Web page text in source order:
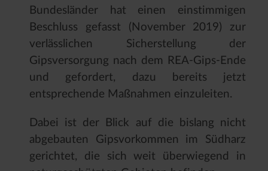
Bundesländer hat einen einstimmigen
Beschluss gefasst (November 2019) zur
verlässlichen Sicherstellung der
Gipsversorgung nach dem REA-Gips-Ende
und gefordert, dazu bereits jetzt
entsprechende Maßnahmen einzuleiten.
Dabei ist der Blick auf die bislang nicht
abgebauten Gipsvorkommen im Südharz
gerichtet, die sich weit überwiegend in